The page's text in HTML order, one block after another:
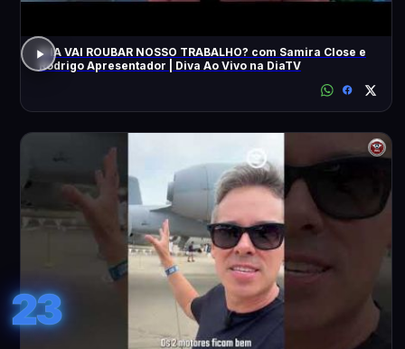
A IA VAI ROUBAR NOSSO TRABALHO? com Samira Close e
Rodrigo Apresentador | Diva Ao Vivo na DiaTV
23